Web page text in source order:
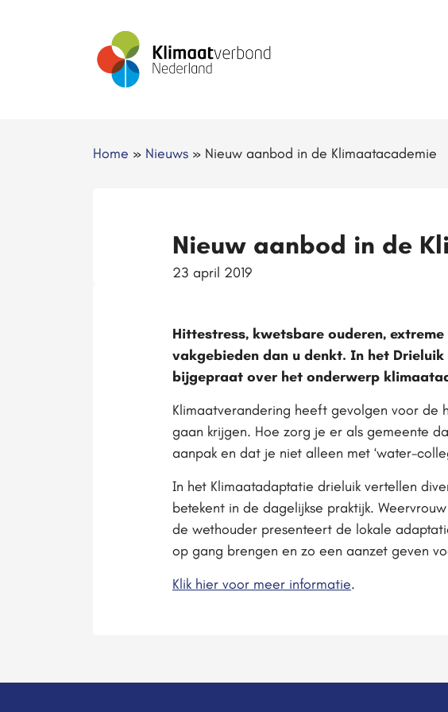
Home » Nieuws » Nieuw aanbod in de Klimaatacademie
Nieuw aanbod in de
23 april 2019
Hittestress, kwetsbare ouderen,
vakgebieden dan u denkt. In het
bijgepraat over het onderwerp
Klimaatverandering heeft gevolgen voor de
gaan krijgen. Hoe zorg je er als gemeente
aanpak en dat je niet alleen met ‘water-
In het Klimaatadaptatie drieluik vertellen
betekent in de dagelijkse praktijk.
de wethouder presenteert de lokale
op gang brengen en zo een aanzet geven
Klik hier voor meer informatie.